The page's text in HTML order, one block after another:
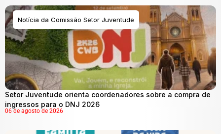
Notícia da Comissão Setor Juventude
Setor Juventude orienta coordenadores sobre a compra de
ingressos para o DNJ 2026
06 de agosto de 2026